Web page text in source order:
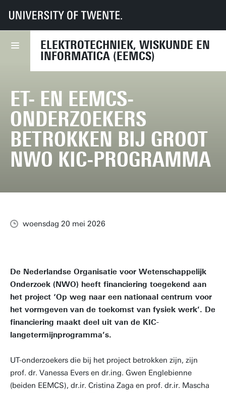
ELEKTROTECHNIEK, WISKUNDE EN
INFORMATICA (EEMCS)
UT Faculteiten EEMCS
Nieuws
ET- en EEMCS-onderzoekers betrokken bij groot NWO KIC-programma
ET- EN EEMCS-
ONDERZOEKERS
BETROKKEN BIJ GROOT
NWO KIC-PROGRAMMA
woensdag 20 mei 2026
De Nederlandse Organisatie voor Wetenschappelijk
Onderzoek (NWO) heeft financiering toegekend aan
het project ‘Op weg naar een nationaal centrum voor
het vormgeven van de toekomst van fysiek werk’. De
financiering maakt deel uit van de KIC-
langetermijnprogramma’s.
UT-onderzoekers die bij het project betrokken zijn, zijn
prof. dr. Vanessa Evers en dr.ing. Gwen Englebienne
(beiden EEMCS), dr.ir. Cristina Zaga en prof. dr.ir. Mascha